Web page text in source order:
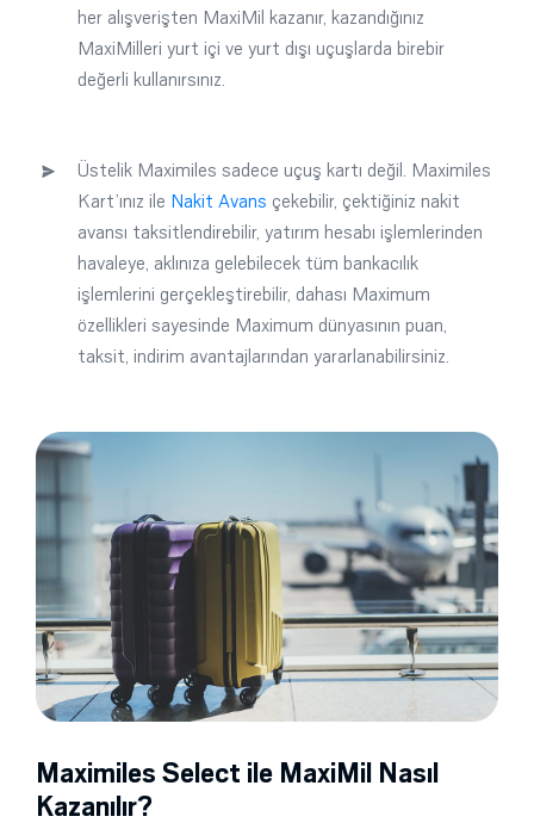
her alışverişten MaxiMil kazanır, kazandığınız
MaxiMilleri yurt içi ve yurt dışı uçuşlarda birebir
değerli kullanırsınız.
Üstelik Maximiles sadece uçuş kartı değil. Maximiles
Kart’ınız ile Nakit Avans çekebilir, çektiğiniz nakit
avansı taksitlendirebilir, yatırım hesabı işlemlerinden
havaleye, aklınıza gelebilecek tüm bankacılık
işlemlerini gerçekleştirebilir, dahası Maximum
özellikleri sayesinde Maximum dünyasının puan,
taksit, indirim avantajlarından yararlanabilirsiniz.
Maximiles Select ile MaxiMil Nasıl
Kazanılır?